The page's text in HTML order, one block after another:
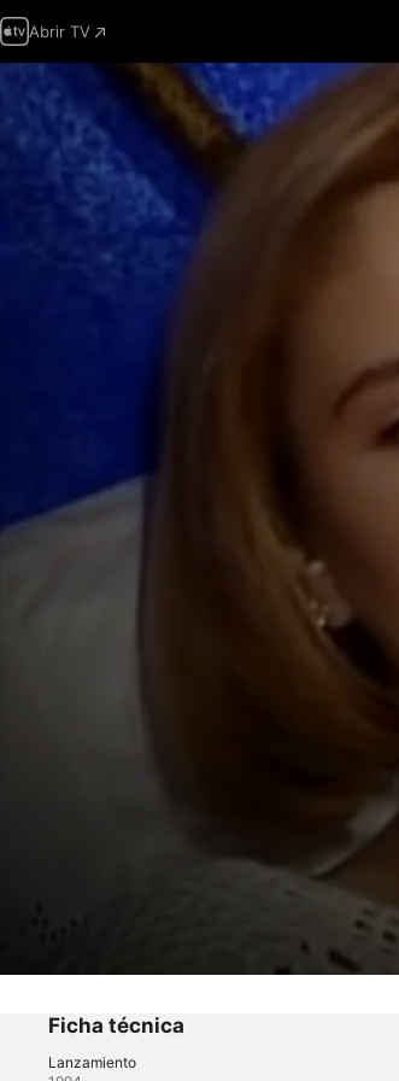
Abrir TV
Marimar Capítulo 6
Drama ·Telenovelas
Ficha técnica
Lanzamiento